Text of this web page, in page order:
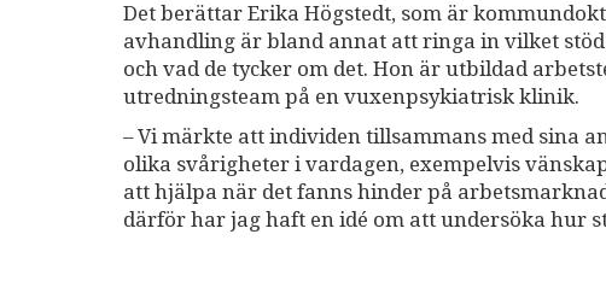
Det berättar Erika Högstedt, som är
avhandling är bland annat att ringa in vilket
och vad de tycker om det. Hon är utbildad
utredningsteam på en vuxenpsykiatrisk klinik.
– Vi märkte att individen tillsammans med sina
olika svårigheter i vardagen, exempelvis
att hjälpa när det fanns hinder på
därför har jag haft en idé om att undersöka hur